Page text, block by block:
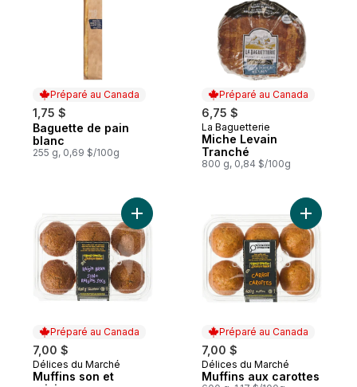
Préparé au Canada
1,75 $
Préparé au Canada
Baguette de pain
blanc
255 g, 0,69 $/100g
Préparé au Canada
6,75 $
Préparé au Canada
La Baguetterie
Miche Levain
Tranché
800 g, 0,84 $/100g
Préparé au Canada
7,00 $
Préparé au Canada
Délices du Marché
Muffins son et
Ajouter Muffins son et raisins secs au
Préparé au Canada
7,00 $
Préparé au Canada
Délices du Marché
Muffins aux carottes
Ajouter